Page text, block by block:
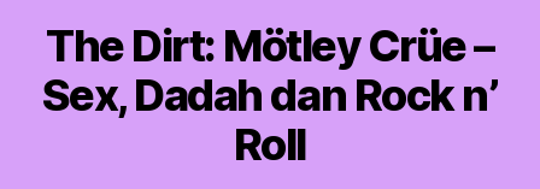
The Dirt: Mötley Crüe –
Sex, Dadah dan Rock n’
Roll